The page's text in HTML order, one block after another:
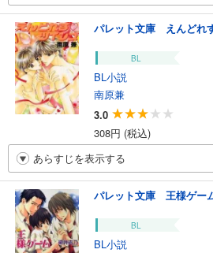
パレット文庫 えんどれ
BL
BL小説
南原兼
3.0
308円 (税込)
あらすじを表示する
パレット文庫 王様ゲー
BL
BL小説